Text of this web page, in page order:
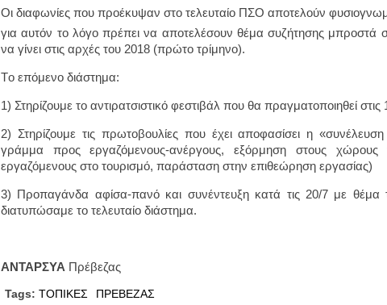
Οι διαφωνίες που προέκυψαν στο τελευταίο ΠΣΟ αποτελούν
για αυτόν το λόγο πρέπει να αποτελέσουν θέμα συζήτησης μπροστά
να γίνει στις αρχές του 2018 (πρώτο τρίμηνο).
Tο επόμενο διάστημα:
1) Στηρίζουμε το αντιρατσιστικό φεστιβάλ που θα πραγματοποιηθεί στις
2) Στηρίζουμε τις πρωτοβουλίες που έχει αποφασίσει η
γράμμα προς εργαζόμενους-ανέργους, εξόρμηση στους χώρους
εργαζόμενους στο τουρισμό, παράσταση στην επιθεώρηση εργασίας)
3) Προπαγάνδα αφίσα-πανό και συνέντευξη κατά τις 20/7 με θέμα
διατυπώσαμε το τελευταίο διάστημα.
ΑΝΤΑΡΣΥΑ Πρέβεζας
Tags: ΤΟΠΙΚΕΣ
ΠΡΕΒΕΖΑΣ